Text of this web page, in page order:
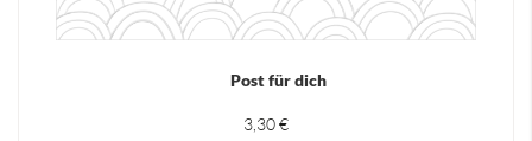
Post für dich
3,30 €